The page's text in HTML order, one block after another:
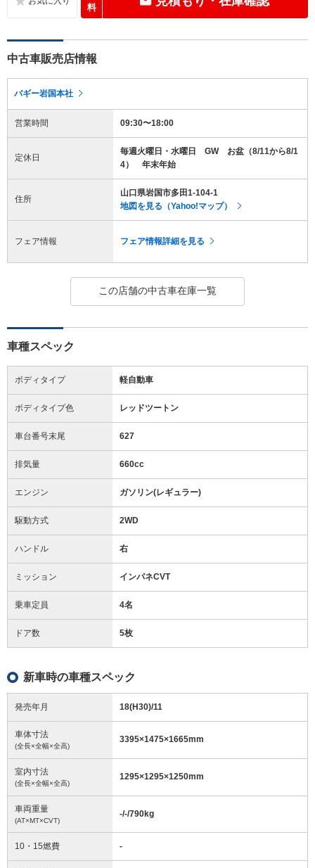
料
中古車販売店情報
バギー岩国本社
営業時間 09:30〜18:00
定休日
毎週火曜日・水曜日 GW お盆（8/11から8/1
4） 年末年始
住所
山口県岩国市多田1-104-1
地図を見る（Yahoo!マップ）
フェア情報 フェア情報詳細を見る
この店舗の中古車在庫一覧
車種スペック
ボディタイプ 軽自動車
ボディタイプ色 レッドツートン
車台番号末尾 627
排気量 660cc
エンジン ガソリン(レギュラー)
駆動方式 2WD
ハンドル 右
ミッション インパネCVT
乗車定員 4名
ドア数 5枚
新車時の車種スペック
発売年月 18(H30)/11
車体寸法
(全長×全幅×全高)
3395×1475×1665mm
室内寸法
(全長×全幅×全高)
1295×1295×1250mm
車両重量
(AT×MT×CVT)
-/-/790kg
10・15燃費 -